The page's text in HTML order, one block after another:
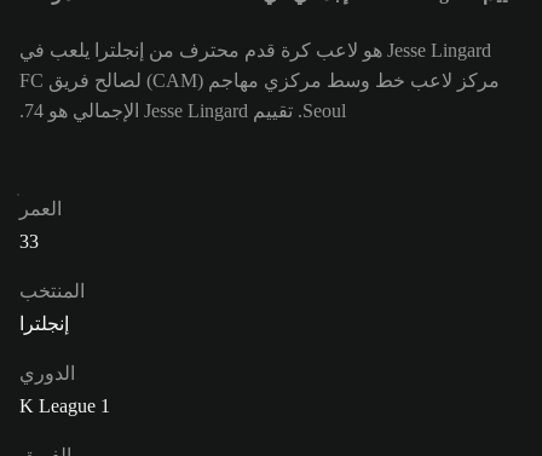
Jesse Lingard هو لاعب كرة قدم محترف من إنجلترا يلعب في
مركز لاعب خط وسط مركزي مهاجم (CAM) لصالح فريق FC
Seoul. تقييم Jesse Lingard الإجمالي هو 74.
العمر
33
المنتخب
إنجلترا
الدوري
K League 1